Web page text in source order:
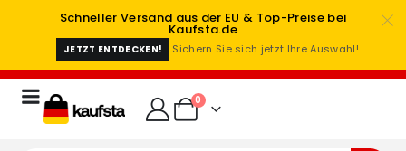
Schneller Versand aus der EU & Top-Preise bei
Kaufsta.de
JETZT ENTDECKEN! Sichern Sie sich jetzt Ihre Auswahl!
0